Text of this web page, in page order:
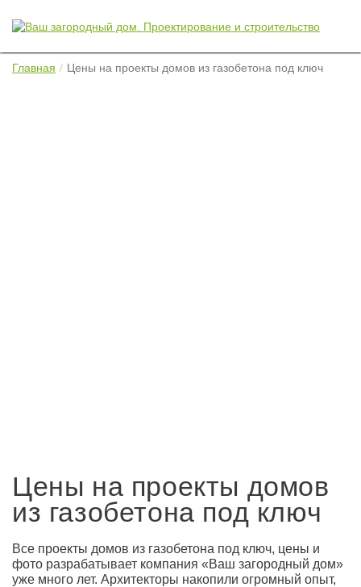
Главная Цены на проекты домов из газобетона под ключ
Цены на проекты домов
из газобетона под ключ
Все проекты домов из газобетона под ключ, цены и
фото разрабатывает компания «Ваш загородный дом»
уже много лет. Архитекторы накопили огромный опыт,